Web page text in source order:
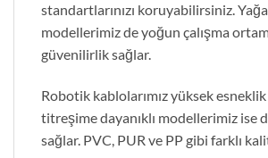
standartlarınızı koruyabilirsiniz. Yağa
modellerimiz de yoğun çalışma
güvenilirlik sağlar.
Robotik kablolarımız yüksek
titreşime dayanıklı modellerimiz ise
sağlar. PVC, PUR ve PP gibi farklı